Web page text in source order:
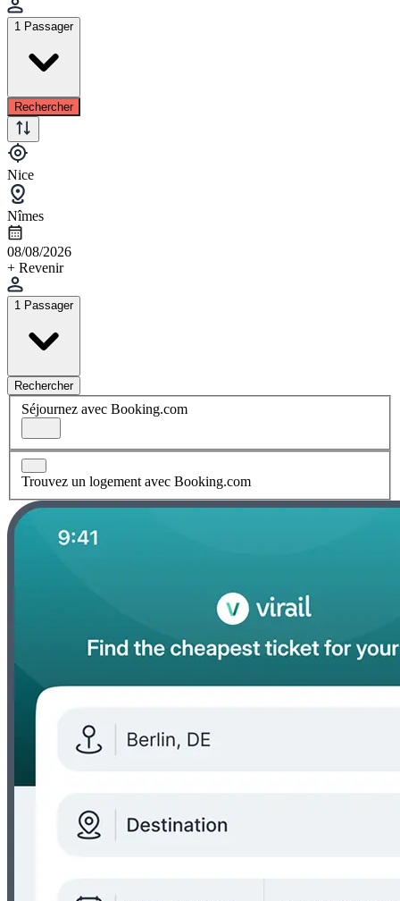
1 Passager
Rechercher
Nice
Nîmes
08/08/2026
+ Revenir
1 Passager
Rechercher
Séjournez avec Booking.com
Trouvez un logement avec Booking.com